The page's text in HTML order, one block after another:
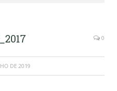
0
DE 2019